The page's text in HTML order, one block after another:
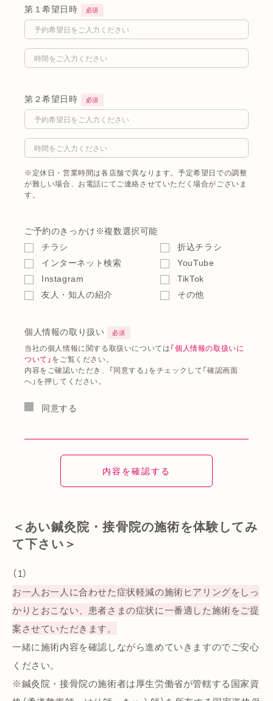
第１希望日時 必須
第２希望日時 必須
※定休日・営業時間は各店舗で異なります。予定希望日での調整
が難しい場合、お電話にてご連絡させていただく場合がございま
す。
ご予約のきっかけ ※複数選択可能
チラシ
折込チラシ
インターネット検索
YouTube
Instagram
TikTok
友人・知人の紹介
その他
個人情報の取り扱い 必須
当社の個人情報に関する取扱いについては「個人情報の取扱いに
ついて」をご覧ください。
内容をご確認いただき、「同意する」をチェックして「確認画面
へ」を押してください。
同意する
＜あい鍼灸院・接骨院の施術を体験してみ
て下さい＞
（1）
お一人お一人に合わせた症状軽減の施術ヒアリングをしっ
かりとおこない、患者さまの症状に一番適した施術をご提
案させていただきます。
一緒に施術内容を確認しながら進めていきますのでご安心
ください。
※鍼灸院・接骨院の施術者は厚生労働省が管轄する国家資